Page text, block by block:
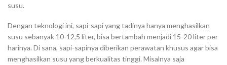
susu.
Dengan teknologi ini, sapi-sapi yang tadinya hanya menghasilkan
susu sebanyak 10-12,5 liter, bisa bertambah menjadi 15-20 liter per
harinya. Di sana, sapi-sapinya diberikan perawatan khusus agar bisa
menghasilkan susu yang berkualitas tinggi. Misalnya saja